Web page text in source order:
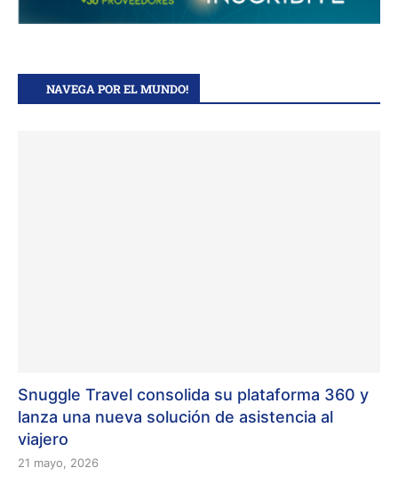
NAVEGA POR EL MUNDO!
Snuggle Travel consolida su plataforma 360 y
lanza una nueva solución de asistencia al
viajero
21 mayo, 2026